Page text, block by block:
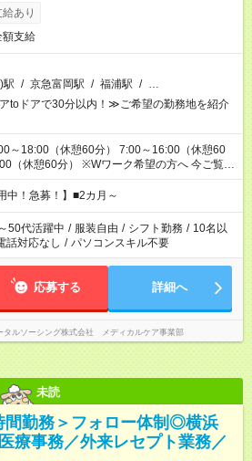
あり
額支給
駅 / 京急富岡駅 / 福浦駅 / …
toドアで30分以内！≫ご希望の勤務地を紹介
ワーク希望の方へ 今ご覧の
勤務時間と、もう1つのお仕事の勤務時間の合
超えなければOKです。
中！急募！】■2カ月～
50代活躍中 / 服装自由 / シフト勤務 / 10名以
話対応なし / パソコンスキル不要
応募する 詳細へ
タルソーシング株式会社 メディカルケア事業部
未読
間勤務＞フォロー体制◎横浜
療事務／外来レセプト業務／